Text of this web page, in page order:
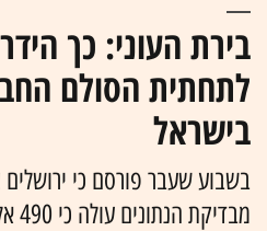
בירת העוני: כך
לתחתית הסולם
בישראל
בשבוע שעבר פורסם כי